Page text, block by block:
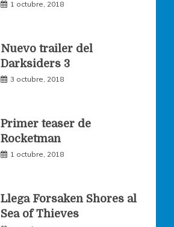
m
1 octubre, 2018
Nuevo trailer del
Darksiders 3
3 octubre, 2018
Primer teaser de
Rocketman
1 octubre, 2018
Llega Forsaken Shores al
Sea of Thieves